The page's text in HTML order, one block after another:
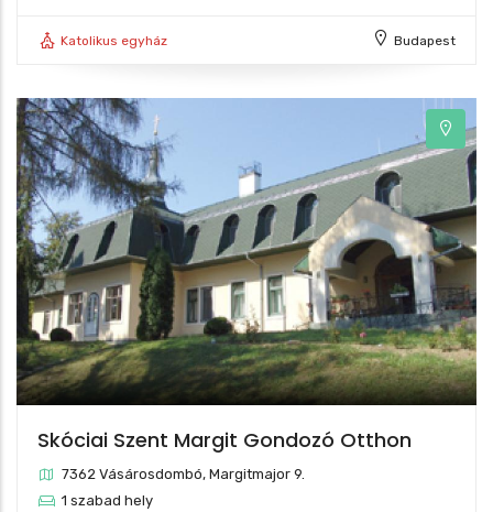
Katolikus egyház Budapest
Skóciai Szent Margit Gondozó Otthon
7362 Vásárosdombó, Margitmajor 9.
1 szabad hely